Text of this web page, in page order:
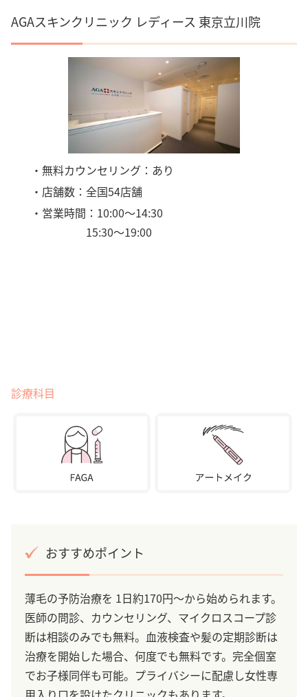
AGAスキンクリニック レディース 東京立川院
・無料カウンセリング：あり
・店舗数：全国54店舗
・営業時間：10:00〜14:30
15:30〜19:00
診療科目
おすすめポイント
薄毛の予防治療を 1日約170円～から始められます。
医師の問診、カウンセリング、マイクロスコープ診
断は相談のみでも無料。血液検査や髪の定期診断は
治療を開始した場合、何度でも無料です。完全個室
でお子様同伴も可能。プライバシーに配慮し女性専